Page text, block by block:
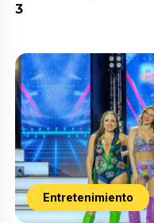
3
Entretenimiento